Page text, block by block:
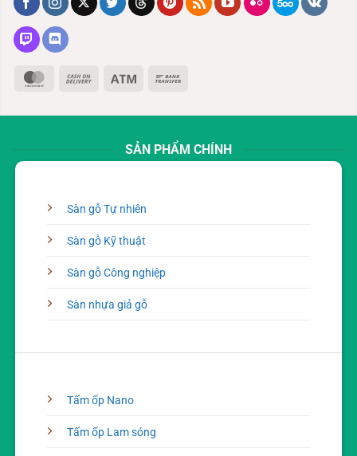
MasterCard
Cash
Delivery
Atm
SẢN PHẨM CHÍNH
Sàn gỗ Tự nhiên
Sàn gỗ Kỹ thuật
Sàn gỗ Công nghiệp
Sàn nhựa giả gỗ
Tấm ốp Nano
Tấm ốp Lam sóng